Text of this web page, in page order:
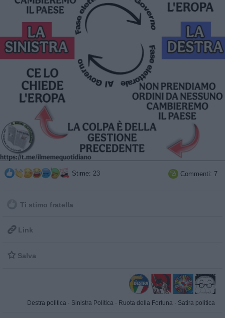
Stime: 23  Commenti: 7
Ti stimo fratella
 Link
 Salva
Destra politica · Sinistra Politica · Ruota della Fortuna · Satira politica